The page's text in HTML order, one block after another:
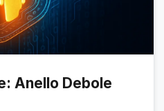
Anello Debole